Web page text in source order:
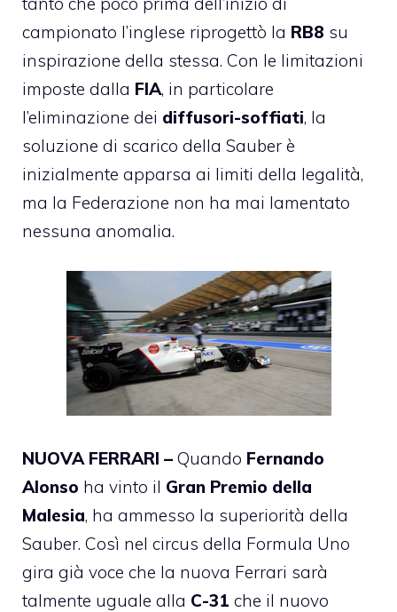
campionato l’inglese riprogettò la RB8 su
inspirazione della stessa. Con le limitazioni
imposte dalla FIA, in particolare
l’eliminazione dei diffusori-soffiati, la
soluzione di scarico della Sauber è
inizialmente apparsa ai limiti della legalità,
ma la Federazione non ha mai lamentato
nessuna anomalia.
NUOVA FERRARI – Quando Fernando
Alonso ha vinto il Gran Premio della
Malesia, ha ammesso la superiorità della
Sauber. Così nel circus della Formula Uno
gira già voce che la nuova Ferrari sarà
talmente uguale alla C-31 che il nuovo